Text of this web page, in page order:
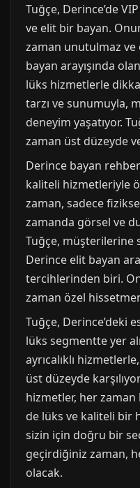
Tuğçe, Derince’de
ve elit bir bayan.
zaman unutulmaz ve
bayan arayışında
lüks hizmetlerle
tarzı ve sunumuyla,
deneyim yaşatıyor.
zaman üst düzeyde
Derince bayan
kaliteli hizmetleriyle
zaman, sadece
zamanda görsel ve
Tuğçe, müşterilerine
Derince elit bayan
tercihlerinden biri.
zaman özel
Tuğçe, Derince’deki
lüks segmentte yer
ayrıcalıklı
üst düzeyde
hizmetler, her zaman
de lüks ve kaliteli bir
sizin için doğru bir
geçirdiğiniz zaman,
olacak.